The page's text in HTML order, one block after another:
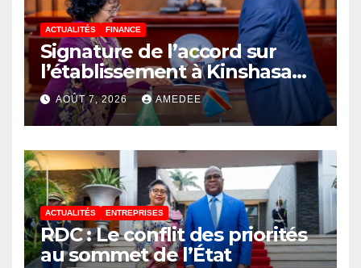
ACTUALITÉS FINANCE
Signature de l’accord sur
l’établissement à Kinshasa
du bureau-pays de l’Agence
de développement de
l’Union africaine–Nouveau
Partenariat pour le
développement de l’Afrique
(AUDA-NEPAD)
AOÛT 7, 2026 AMEDEE
ACTUALITÉS ENTREPRISES
RDC : Le conflit des priorités
au sommet de l’État